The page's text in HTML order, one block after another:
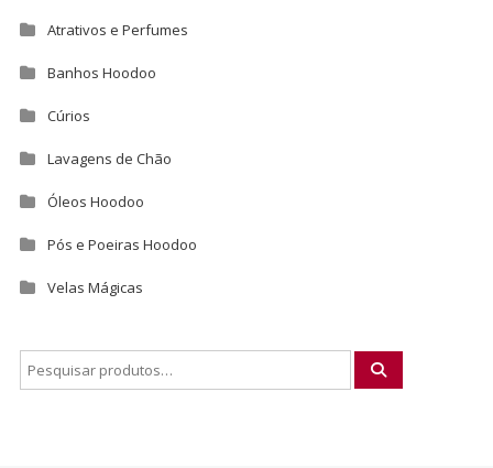
Atrativos e Perfumes
Banhos Hoodoo
Cúrios
Lavagens de Chão
Óleos Hoodoo
Pós e Poeiras Hoodoo
Velas Mágicas